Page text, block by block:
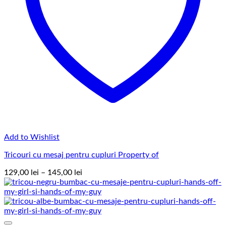
Add to Wishlist
Tricouri cu mesaj pentru cupluri Property of
129,00 lei – 145,00 lei
de
prețuri:
129,00 lei
până